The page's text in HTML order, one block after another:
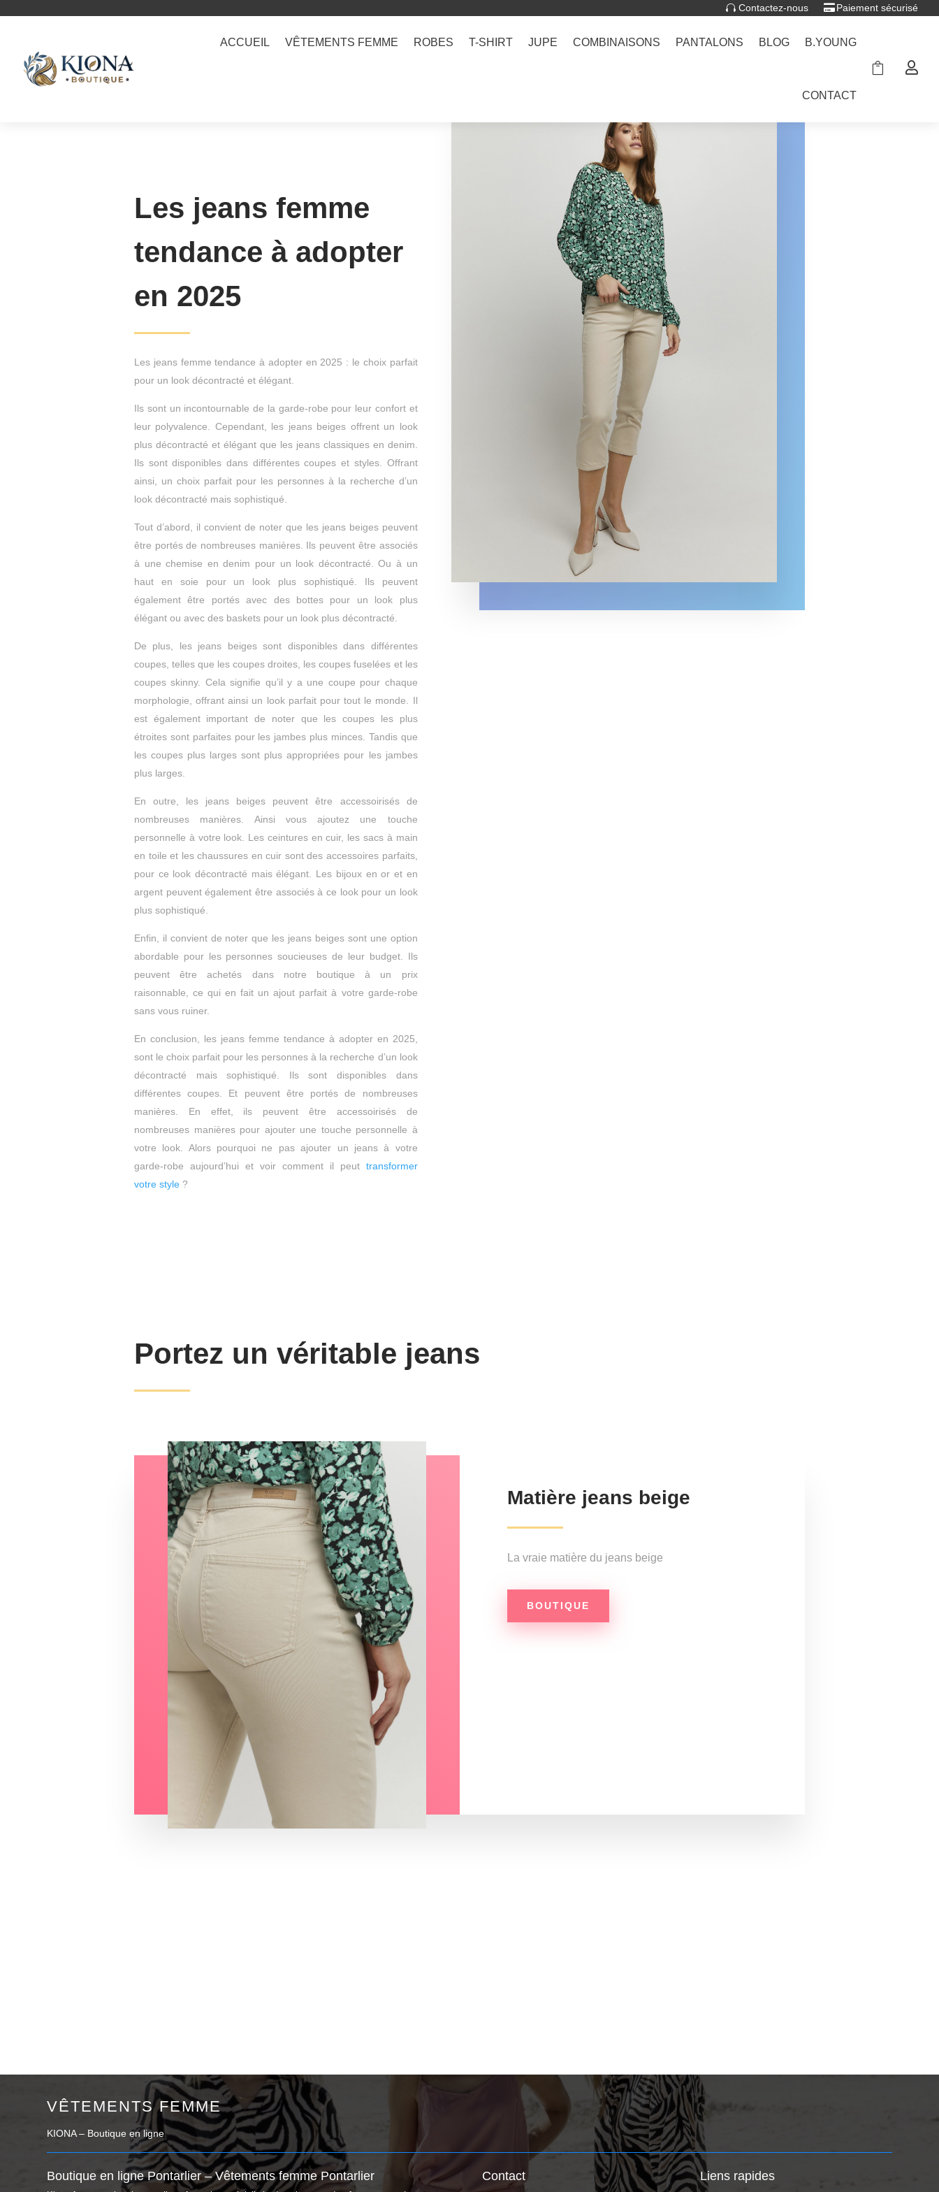
Contactez-nous Paiement sécurisé
ACCUEIL VÊTEMENTS FEMME ROBES T-SHIRT JUPE COMBINAISONS PANTALONS BLOG B.YOUNG
CONTACT
 
Les jeans femme
tendance à adopter
en 2025
Les jeans femme tendance à adopter en 2025 : le choix parfait
pour un look décontracté et élégant.
Ils sont un incontournable de la garde-robe pour leur confort et
leur polyvalence. Cependant, les jeans beiges offrent un look
plus décontracté et élégant que les jeans classiques en denim.
Ils sont disponibles dans différentes coupes et styles. Offrant
ainsi, un choix parfait pour les personnes à la recherche d’un
look décontracté mais sophistiqué.
Tout d’abord, il convient de noter que les jeans beiges peuvent
être portés de nombreuses manières. Ils peuvent être associés
à une chemise en denim pour un look décontracté. Ou à un
haut en soie pour un look plus sophistiqué. Ils peuvent
également être portés avec des bottes pour un look plus
élégant ou avec des baskets pour un look plus décontracté.
De plus, les jeans beiges sont disponibles dans différentes
coupes, telles que les coupes droites, les coupes fuselées et les
coupes skinny. Cela signifie qu’il y a une coupe pour chaque
morphologie, offrant ainsi un look parfait pour tout le monde. Il
est également important de noter que les coupes les plus
étroites sont parfaites pour les jambes plus minces. Tandis que
les coupes plus larges sont plus appropriées pour les jambes
plus larges.
En outre, les jeans beiges peuvent être accessoirisés de
nombreuses manières. Ainsi vous ajoutez une touche
personnelle à votre look. Les ceintures en cuir, les sacs à main
en toile et les chaussures en cuir sont des accessoires parfaits,
pour ce look décontracté mais élégant. Les bijoux en or et en
argent peuvent également être associés à ce look pour un look
plus sophistiqué.
Enfin, il convient de noter que les jeans beiges sont une option
abordable pour les personnes soucieuses de leur budget. Ils
peuvent être achetés dans notre boutique à un prix
raisonnable, ce qui en fait un ajout parfait à votre garde-robe
sans vous ruiner.
En conclusion, les jeans femme tendance à adopter en 2025,
sont le choix parfait pour les personnes à la recherche d’un look
décontracté mais sophistiqué. Ils sont disponibles dans
différentes coupes. Et peuvent être portés de nombreuses
manières. En effet, ils peuvent être accessoirisés de
nombreuses manières pour ajouter une touche personnelle à
votre look. Alors pourquoi ne pas ajouter un jeans à votre
garde-robe aujourd’hui et voir comment il peut transformer
votre style ?
Portez un véritable jeans
Matière jeans beige
La vraie matière du jeans beige
BOUTIQUE
VÊTEMENTS FEMME
KIONA – Boutique en ligne
Boutique en ligne Pontarlier – Vêtements femme Pontarlier Contact Liens rapides